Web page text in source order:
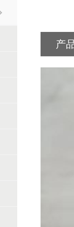
产